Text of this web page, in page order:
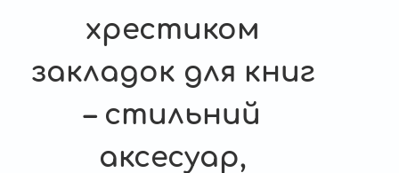
хрестиком
закладок для книг
– стильний
аксесуар,